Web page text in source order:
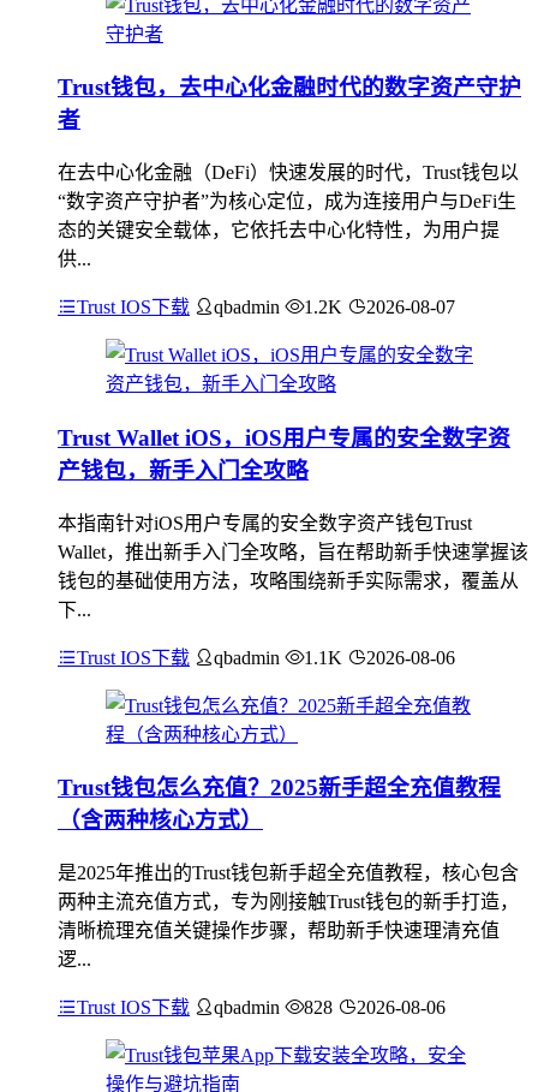
Trust钱包，去中心化金融时代的数字资产守护
者
在去中心化金融（DeFi）快速发展的时代，Trust钱包以
“数字资产守护者”为核心定位，成为连接用户与DeFi生
态的关键安全载体，它依托去中心化特性，为用户提
供...
Trust IOS下载 qbadmin 1.2K 2026-08-07
Trust Wallet iOS，iOS用户专属的安全数字资
产钱包，新手入门全攻略
本指南针对iOS用户专属的安全数字资产钱包Trust
Wallet，推出新手入门全攻略，旨在帮助新手快速掌握该
钱包的基础使用方法，攻略围绕新手实际需求，覆盖从
下...
Trust IOS下载 qbadmin 1.1K 2026-08-06
Trust钱包怎么充值？2025新手超全充值教程
（含两种核心方式）
是2025年推出的Trust钱包新手超全充值教程，核心包含
两种主流充值方式，专为刚接触Trust钱包的新手打造，
清晰梳理充值关键操作步骤，帮助新手快速理清充值
逻...
Trust IOS下载 qbadmin 828 2026-08-06